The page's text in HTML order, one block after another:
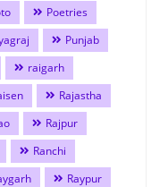
Poetries
Punjab
raigarh
Rajastha
Rajpur
Ranchi
Raypur